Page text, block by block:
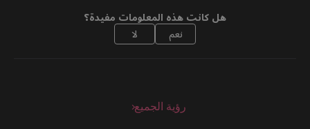
هل كانت هذه المعلومات مفيدة؟
رؤية الجميع